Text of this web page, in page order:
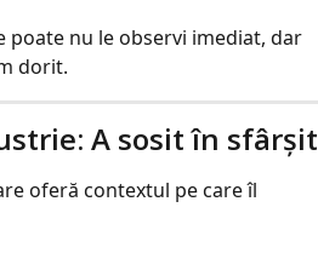
poate nu le observi imediat, dar
dorit.
A sosit în sfârșit
oferă contextul pe care îl